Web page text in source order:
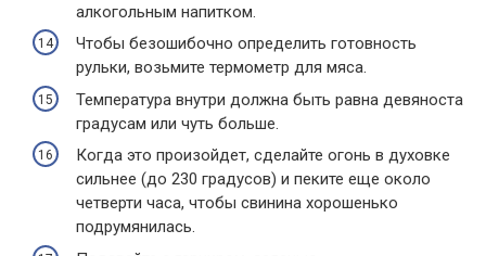
алкогольным напитком.
Чтобы безошибочно определить готовность
рульки, возьмите термометр для мяса.
Температура внутри должна быть равна девяноста
градусам или чуть больше.
Когда это произойдет, сделайте огонь в духовке
сильнее (до 230 градусов) и пеките еще около
четверти часа, чтобы свинина хорошенько
подрумянилась.